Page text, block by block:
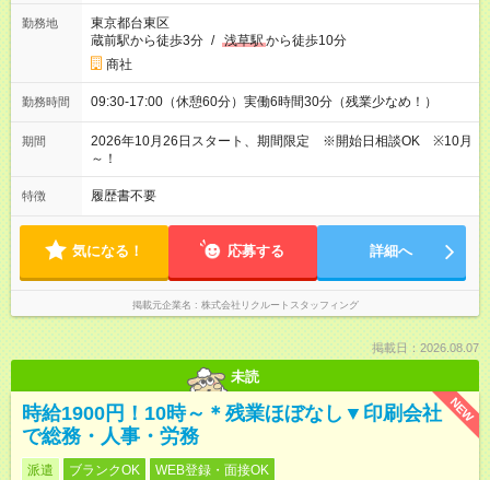
勤務地
東京都台東区
蔵前駅から徒歩3分 / 浅草駅から徒歩10分
商社
勤務時間 09:30-17:00（休憩60分）実働6時間30分（残業少なめ！）
期間
2026年10月26日スタート、期間限定 ※開始日相談OK ※10月
～！
特徴 履歴書不要
気になる！ 応募する 詳細へ
掲載元企業名 株式会社リクルートスタッフィング
掲載日：2026.08.07
未読
NEW
時給1900円！10時～＊残業ほぼなし▼印刷会社
で総務・人事・労務
派遣 ブランクOK WEB登録・面接OK